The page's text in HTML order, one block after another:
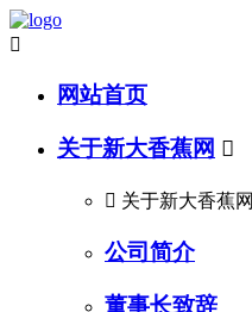

网站首页
关于新大香蕉网 
 关于新大香蕉网
公司简介
董事长致辞